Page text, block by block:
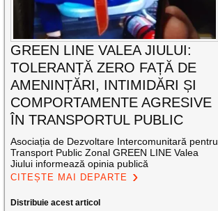
GREEN LINE VALEA JIULUI:
TOLERANȚĂ ZERO FAȚĂ DE
AMENINȚĂRI, INTIMIDĂRI ȘI
COMPORTAMENTE AGRESIVE
ÎN TRANSPORTUL PUBLIC
Asociația de Dezvoltare Intercomunitară pentru
Transport Public Zonal GREEN LINE Valea
Jiului informează opinia publică
CITEȘTE MAI DEPARTE
Distribuie acest articol